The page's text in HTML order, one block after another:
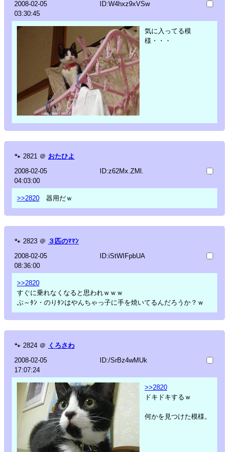
2008-02-05
03:30:45
ID:W4hxz9xVSw
気に入ってる模
様・・・
🐾 2821 ＠ おたひよ
2008-02-05
04:03:00
ID:z62Mx.ZMl.
>>2820 器用だｗ
🐾 2823 ＠ ３匹のﾏﾏﾝ
2008-02-05
08:36:00
ID:iStWIFpbUA
>>2820
すぐに乗れなくなると思われｗｗｗ
ぷ～ﾀﾝ・のりﾀﾝはやんちゃっ子に手を焼いてるんだろうか？ｗ
🐾 2824 ＠ くろさわ
2008-02-05
17:07:24
ID:/SrBz4wMUk
>>2820
ドキドキするｗ
何かを見つけた模様。